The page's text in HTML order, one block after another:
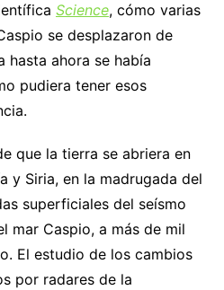
Science, cómo varias
se desplazaron de
hasta ahora se había
pudiera tener esos
que la tierra se abriera en
y Siria, en la madrugada del
superficiales del seísmo
mar Caspio, a más de mil
El estudio de los cambios
por radares de la